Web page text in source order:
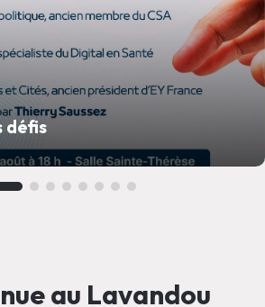
défis
au Lavandou